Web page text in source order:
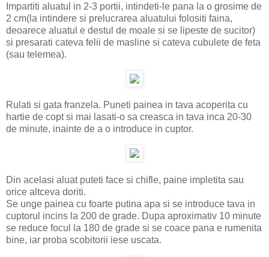
Impartiti aluatul in 2-3 portii, intindeti-le pana la o grosime de
2 cm(la intindere si prelucrarea aluatului folositi faina,
deoarece aluatul e destul de moale si se lipeste de sucitor)
si presarati cateva felii de masline si cateva cubulete de feta
(sau telemea).
Rulati si gata franzela. Puneti painea in tava acoperita cu
hartie de copt si mai lasati-o sa creasca in tava inca 20-30
de minute, inainte de a o introduce in cuptor.
Din acelasi aluat puteti face si chifle, paine impletita sau
orice altceva doriti.
Se unge painea cu foarte putina apa si se introduce tava in
cuptorul incins la 200 de grade. Dupa aproximativ 10 minute
se reduce focul la 180 de grade si se coace pana e rumenita
bine, iar proba scobitorii iese uscata.